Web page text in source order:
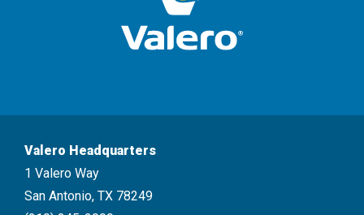
Valero Headquarters
1 Valero Way
San Antonio, TX 78249